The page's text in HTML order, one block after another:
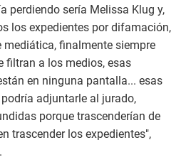
perdiendo sería Melissa Klug y,
los expedientes por difamación,
mediática, finalmente siempre
filtran a los medios, esas
en ninguna pantalla... esas
adjuntarle al jurado,
porque trascenderían de
trascender los expedientes",